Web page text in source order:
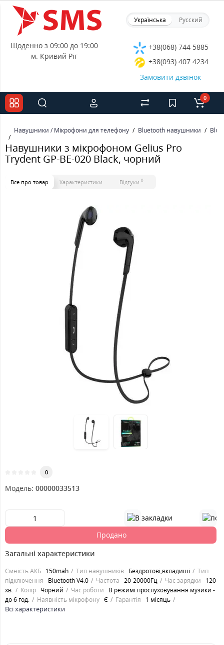
Українська Русский
Щоденно з 09:00 до 19:00
м. Кривий Ріг
+38(068) 744 5885
+38(093) 407 4234
Замовити дзвінок
0
Навушники / Мікрофони для телефону Bluetooth навушники
Навушники з мікрофоном Gelius Pro
Trydent GP-BE-020 Black, чорний
Все про товар Характеристики Відгуки 0
0
Модель: 00000033513
Продано
Загальні характеристики
Ємність АКБ 150mah Тип навушників Бездротові,вкладиші
Тип
підключення
Bluetooth V4.0 Частота 20-20000Гц Час зарядки
120
хв.
Колір Чорний Час роботи
В режимі прослуховування музики -
до 6 год.
Наявність мікрофону Є Гарантія 1 місяць
Всі характеристики